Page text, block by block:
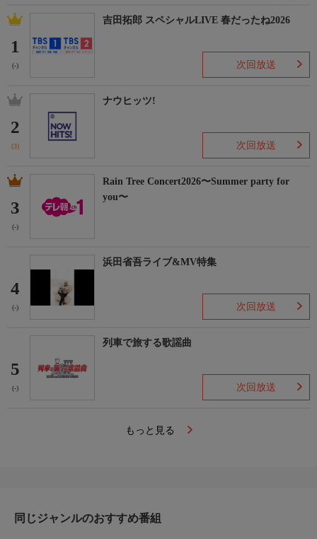
1
(-)
吉田拓郎 スペシャルLIVE 春だったね2026
次回放送
2
(3)
ナウヒッツ!
次回放送
3
(-)
Rain Tree Concert2026〜Summer party for
you〜
4
(-)
浜田省吾ライブ&MV特集
次回放送
5
(-)
列車で旅する歌謡曲
次回放送
もっと見る
同じジャンルのおすすめ番組